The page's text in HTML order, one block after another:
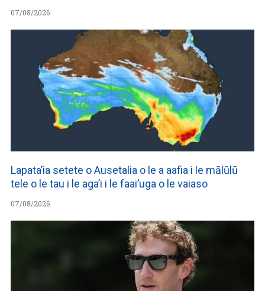
07/08/2026
Lapata’ia setete o Ausetalia o le a aafia i le mālūlū
tele o le tau i le aga’i i le faai’uga o le vaiaso
07/08/2026